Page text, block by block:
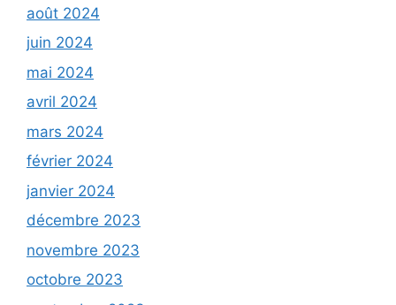
août 2024
juin 2024
mai 2024
avril 2024
mars 2024
février 2024
janvier 2024
décembre 2023
novembre 2023
octobre 2023